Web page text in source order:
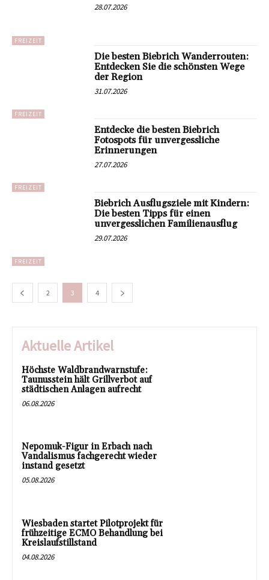
FREIZEIT
28.07.2026
FREIZEIT
Die besten Biebrich Wanderrouten:
Entdecken Sie die schönsten Wege
der Region
31.07.2026
FREIZEIT
Entdecke die besten Biebrich
Fotospots für unvergessliche
Erinnerungen
27.07.2026
FREIZEIT
Biebrich Ausflugsziele mit Kindern:
Die besten Tipps für einen
unvergesslichen Familienausflug
29.07.2026
2 3 4
Aktuelle Artikel
Höchste Waldbrandwarnstufe:
Taunusstein hält Grillverbot auf
städtischen Anlagen aufrecht
06.08.2026
Nepomuk-Figur in Erbach nach
Vandalismus fachgerecht wieder
instand gesetzt
05.08.2026
Wiesbaden startet Pilotprojekt für
frühzeitige ECMO Behandlung bei
Kreislaufstillstand
04.08.2026